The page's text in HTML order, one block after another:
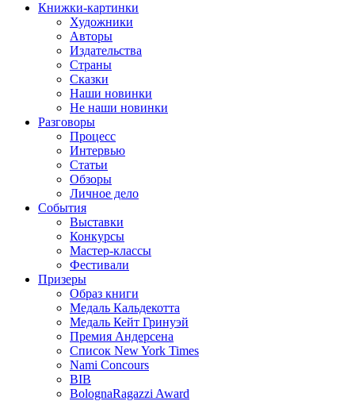
Книжки-картинки
Художники
Авторы
Издательства
Страны
Сказки
Наши новинки
Не наши новинки
Разговоры
Процесс
Интервью
Статьи
Обзоры
Личное дело
События
Выставки
Конкурсы
Мастер-классы
Фестивали
Призеры
Образ книги
Медаль Кальдекотта
Медаль Кейт Гринуэй
Премия Андерсена
Список New York Times
Nami Concours
BIB
BolognaRagazzi Award